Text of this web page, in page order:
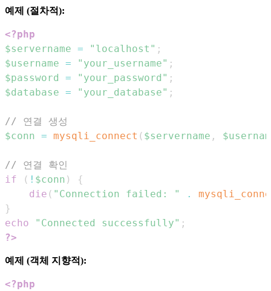
예제 (절차적):
<?php
$servername = "localhost" ;
$username = "your_username" ;
$password
= "your_password" ;
$database = "your_database" ;
// 연결 생성
$conn = mysqli_connect ( $servername ,
// 연결 확인
if
( ! $conn )
{
die ( "Connection failed: " .
}
echo
"Connected successfully" ;
?>
예제 (객체 지향적):
<?php